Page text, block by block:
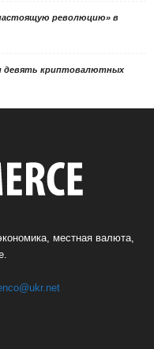
революцию» в
девять криптовалютных
местная валюта,